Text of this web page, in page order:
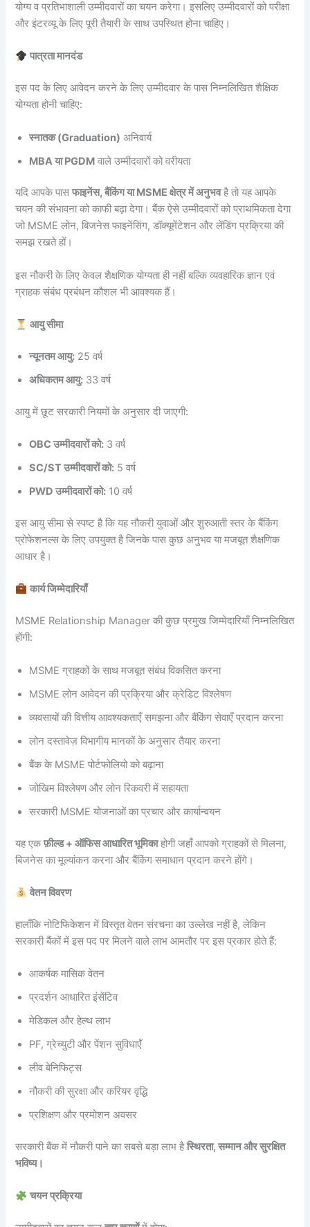
योग्य व प्रतिभाशाली उम्मीदवारों का चयन करेगा। इसलिए उम्मीदवारों को परीक्षा
और इंटरव्यू के लिए पूरी तैयारी के साथ उपस्थित होना चाहिए।
पात्रता मानदंड
इस पद के लिए आवेदन करने के लिए उम्मीदवार के पास निम्नलिखित शैक्षिक
योग्यता होनी चाहिए:
स्नातक (Graduation) अनिवार्य
MBA या PGDM वाले उम्मीदवारों को वरीयता
यदि आपके पासफाइनेंस, बैंकिंग या MSME क्षेत्र में अनुभवहै तो यह आपके
चयन की संभावना को काफी बढ़ा देगा। बैंक ऐसे उम्मीदवारों को प्राथमिकता देगा
जो MSME लोन, बिजनेस फाइनेंसिंग, डॉक्यूमेंटेशन और लेंडिंग प्रक्रिया की
समझ रखते हों।
इस नौकरी के लिए केवल शैक्षणिक योग्यता ही नहीं बल्कि व्यवहारिक ज्ञान एवं
ग्राहक संबंध प्रबंधन कौशल भी आवश्यक हैं।
आयु सीमा
न्यूनतम आयु: 25 वर्ष
अधिकतम आयु: 33 वर्ष
आयु में छूट सरकारी नियमों के अनुसार दी जाएगी:
OBC उम्मीदवारों को: 3 वर्ष
SC/ST उम्मीदवारों को: 5 वर्ष
PWD उम्मीदवारों को: 10 वर्ष
इस आयु सीमा से स्पष्ट है कि यह नौकरी युवाओं और शुरुआती स्तर के बैंकिंग
प्रोफेशनल्स के लिए उपयुक्त है जिनके पास कुछ अनुभव या मजबूत शैक्षणिक
आधार है।
कार्य जिम्मेदारियाँ
MSME Relationship Manager की कुछ प्रमुख जिम्मेदारियाँ निम्नलिखित
होंगी:
MSME ग्राहकों के साथ मजबूत संबंध विकसित करना
MSME लोन आवेदन की प्रक्रिया और क्रेडिट विश्लेषण
व्यवसायों की वित्तीय आवश्यकताएँ समझना और बैंकिंग सेवाएँ प्रदान करना
लोन दस्तावेज़ विभागीय मानकों के अनुसार तैयार करना
बैंक के MSME पोर्टफोलियो को बढ़ाना
जोखिम विश्लेषण और लोन रिकवरी में सहायता
सरकारी MSME योजनाओं का प्रचार और कार्यान्वयन
यह एकफ़ील्ड + ऑफिस आधारित भूमिकाहोगी जहाँ आपको ग्राहकों से मिलना,
बिजनेस का मूल्यांकन करना और बैंकिंग समाधान प्रदान करने होंगे।
वेतन विवरण
हालाँकि नोटिफिकेशन में विस्तृत वेतन संरचना का उल्लेख नहीं है, लेकिन
सरकारी बैंकों में इस पद पर मिलने वाले लाभ आमतौर पर इस प्रकार होते हैं:
आकर्षक मासिक वेतन
प्रदर्शन आधारित इंसेंटिव
मेडिकल और हेल्थ लाभ
PF, ग्रेच्युटी और पेंशन सुविधाएँ
लीव बेनिफिट्स
नौकरी की सुरक्षा और करियर वृद्धि
प्रशिक्षण और प्रमोशन अवसर
सरकारी बैंक में नौकरी पाने का सबसे बड़ा लाभ हैस्थिरता, सम्मान और सुरक्षित
भविष्य।
चयन प्रक्रिया